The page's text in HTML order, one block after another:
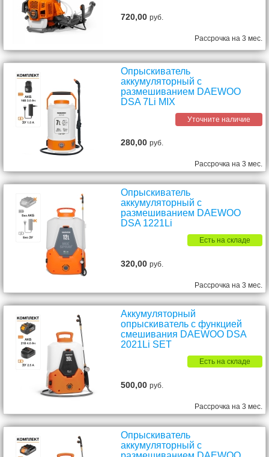
720,00руб.
Рассрочка на 3 мес.
Опрыскиватель
аккумуляторный с
размешиванием DAEWOO
DSA 7Li MIX
Уточните наличие
280,00руб.
Рассрочка на 3 мес.
Опрыскиватель
аккумуляторный с
размешиванием DAEWOO
DSA 1221Li
Есть на складе
320,00руб.
Рассрочка на 3 мес.
Аккумуляторный
опрыскиватель с функцией
смешивания DAEWOO DSA
2021Li SET
Есть на складе
500,00руб.
Рассрочка на 3 мес.
Опрыскиватель
аккумуляторный с